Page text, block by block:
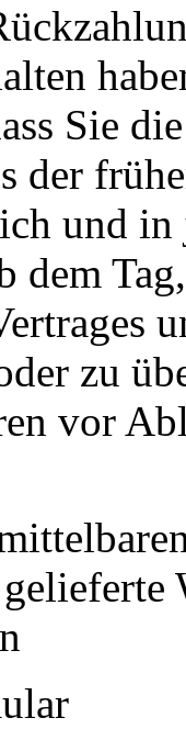
Sie
der
und in
dem
zu
vor